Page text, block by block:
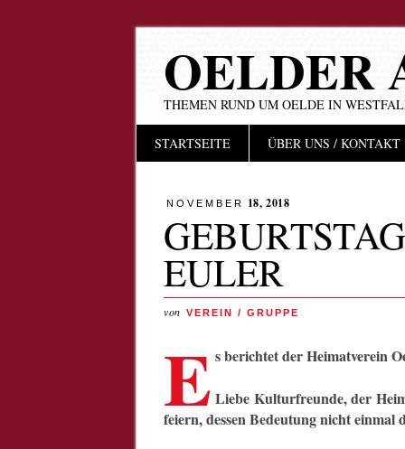
OELDER
THEMEN RUND UM OELDE IN
Hauptmenü
InhaltSTARTSEITE ÜBER UNS / KONTAKT
NOVEMBER 18, 2018
EULER
von VEREIN / GRUPPE
E s berichtet der Heimatverein
Liebe Kulturfreunde, der
feiern, dessen Bedeutung nicht